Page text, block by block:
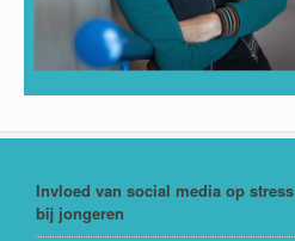
Invloed van social media op stress
bij jongeren